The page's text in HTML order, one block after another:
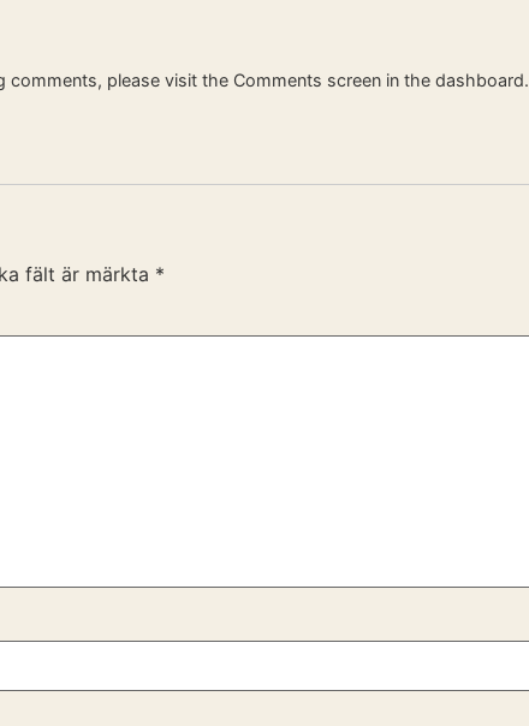
please visit the Comments screen in the dashboard.
fält är märkta *